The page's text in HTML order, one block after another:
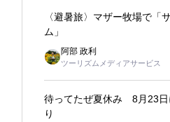
〈避暑旅〉マザー牧場で「
ム」
阿部 政利
ツーリズムメディアサービス
待ってたぜ夏休み 8月23日
り